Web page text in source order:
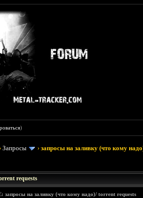
)
›Запросы ›запросы на заливку (что кому
requests
запросы на заливку (что кому надо)/ torrent requests